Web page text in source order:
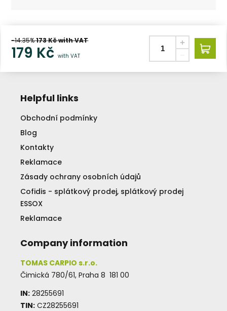
-14.35%173Kč with VAT
179 Kčwith VAT
Helpful links
Obchodní podmínky
Blog
Kontakty
Reklamace
Zásady ochrany osobních údajů
Cofidis - splátkový prodej, splátkový prodej
ESSOX
Reklamace
Company information
TOMAS CARPIO s.r.o.
Čimická 780/61, Praha 8 181 00
IN: 28255691
TIN: CZ28255691